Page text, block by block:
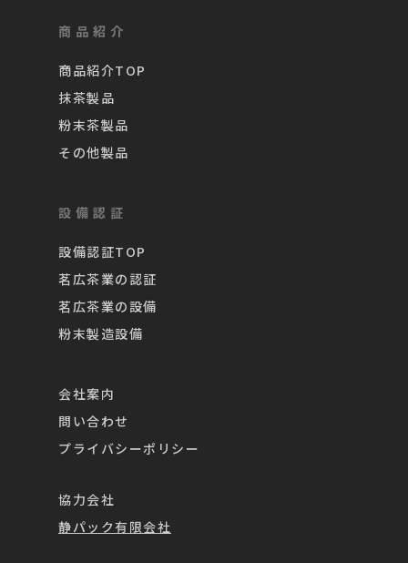
商品紹介
商品紹介TOP
抹茶製品
粉末茶製品
その他製品
設備認証
設備認証TOP
茗広茶業の認証
茗広茶業の設備
粉末製造設備
会社案内
問い合わせ
プライバシーポリシー
協力会社
静パック有限会社